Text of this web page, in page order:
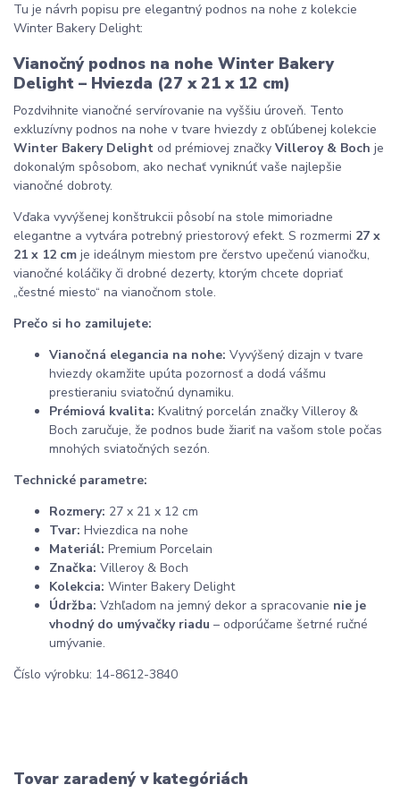
Tu je návrh popisu pre elegantný podnos na nohe z kolekcie
Winter Bakery Delight:
Vianočný podnos na nohe Winter Bakery
Delight – Hviezda (27 x 21 x 12 cm)
Pozdvihnite vianočné servírovanie na vyššiu úroveň. Tento
exkluzívny podnos na nohe v tvare hviezdy z obľúbenej kolekcie
Winter Bakery Delight od prémiovej značky Villeroy & Boch je
dokonalým spôsobom, ako nechať vyniknúť vaše najlepšie
vianočné dobroty.
Vďaka vyvýšenej konštrukcii pôsobí na stole mimoriadne
elegantne a vytvára potrebný priestorový efekt. S rozmermi 27 x
21 x 12 cm je ideálnym miestom pre čerstvo upečenú vianočku,
vianočné koláčiky či drobné dezerty, ktorým chcete dopriať
„čestné miesto“ na vianočnom stole.
Prečo si ho zamilujete:
Vianočná elegancia na nohe: Vyvýšený dizajn v tvare
hviezdy okamžite upúta pozornosť a dodá vášmu
prestieraniu sviatočnú dynamiku.
Prémiová kvalita: Kvalitný porcelán značky Villeroy &
Boch zaručuje, že podnos bude žiariť na vašom stole počas
mnohých sviatočných sezón.
Technické parametre:
Rozmery: 27 x 21 x 12 cm
Tvar: Hviezdica na nohe
Materiál: Premium Porcelain
Značka: Villeroy & Boch
Kolekcia: Winter Bakery Delight
Údržba: Vzhľadom na jemný dekor a spracovanie nie je
vhodný do umývačky riadu – odporúčame šetrné ručné
umývanie.
Číslo výrobku: 14-8612-3840
Tovar zaradený v kategóriách